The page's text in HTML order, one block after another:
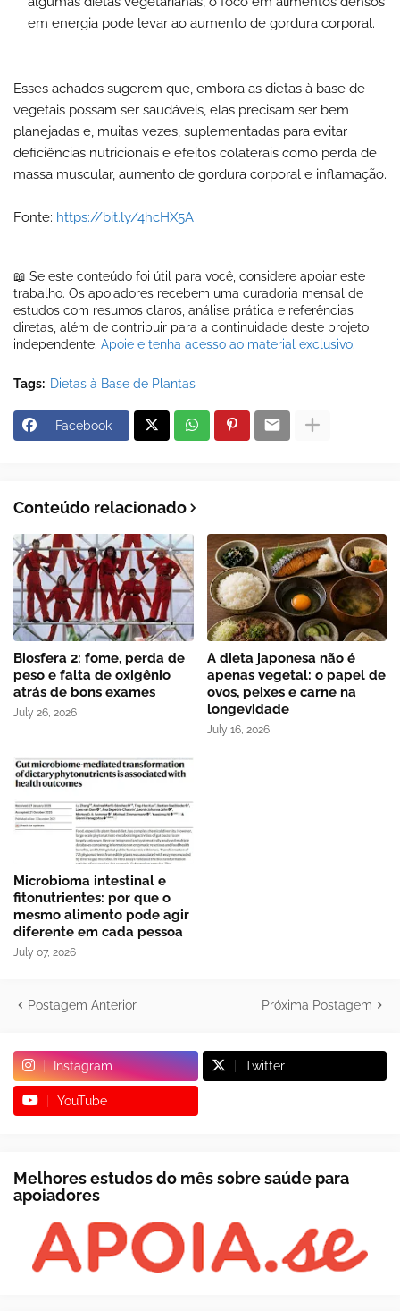
em energia pode levar ao aumento de gordura corporal.
Esses achados sugerem que, embora as dietas à base de
vegetais possam ser saudáveis, elas precisam ser bem
planejadas e, muitas vezes, suplementadas para evitar
deficiências nutricionais e efeitos colaterais como perda de
massa muscular, aumento de gordura corporal e inflamação.
Fonte: https://bit.ly/4hcHX5A
📖 Se este conteúdo foi útil para você, considere apoiar este
trabalho. Os apoiadores recebem uma curadoria mensal de
estudos com resumos claros, análise prática e referências
diretas, além de contribuir para a continuidade deste projeto
independente. Apoie e tenha acesso ao material exclusivo.
Tags: Dietas à Base de Plantas
Facebook
Conteúdo relacionado
Biosfera 2: fome, perda de
peso e falta de oxigênio
atrás de bons exames
July 26, 2026
A dieta japonesa não é
apenas vegetal: o papel de
ovos, peixes e carne na
longevidade
July 16, 2026
Microbioma intestinal e
fitonutrientes: por que o
mesmo alimento pode agir
diferente em cada pessoa
July 07, 2026
Postagem Anterior Próxima Postagem
Instagram Twitter
YouTube
Melhores estudos do mês sobre saúde para
apoiadores